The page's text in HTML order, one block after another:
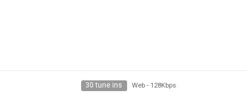
30 tune ins Web - 128Kbps